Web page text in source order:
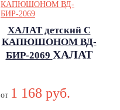
ХАЛАТ детский С
КАПЮШОНОМ ВД-
БИР-2069 ХАЛАТ
ВД-БИР-2069
от 1 168 руб.